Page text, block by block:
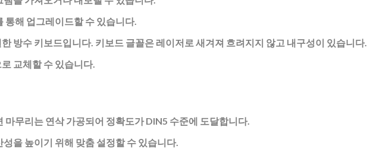
통해 업그레이드할 수 있습니다.
방수 키보드입니다. 키보드 글꼴은 레이저로 새겨져 흐려지지 않고 내구성이 있습니다.
교체할 수 있습니다.
마무리는 연삭 가공되어 정확도가 DIN5 수준에 도달합니다.
을 높이기 위해 맞춤 설정할 수 있습니다.